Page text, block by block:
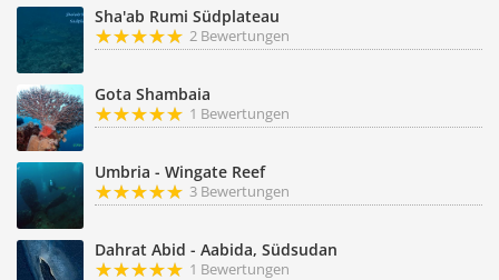
Sha'ab Rumi Südplateau
2 Bewertungen
Gota Shambaia
1 Bewertungen
Umbria - Wingate Reef
3 Bewertungen
Dahrat Abid - Aabida, Südsudan
1 Bewertungen